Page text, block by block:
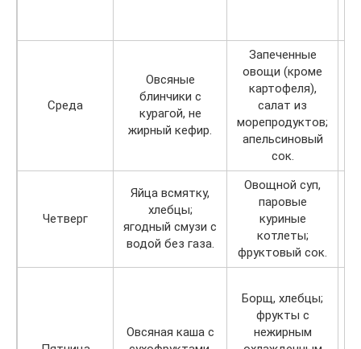
Среда
Овсяные
блинчики с
курагой, не
жирный кефир.
Запеченные
овощи (кроме
картофеля),
салат из
морепродуктов;
апельсиновый
сок.
Четверг
Яйца всмятку,
хлебцы;
ягодный смузи с
водой без газа.
Овощной суп,
паровые
куриные
котлеты;
фруктовый сок.
Овсяная каша с
Борщ, хлебцы;
фрукты с
нежирным